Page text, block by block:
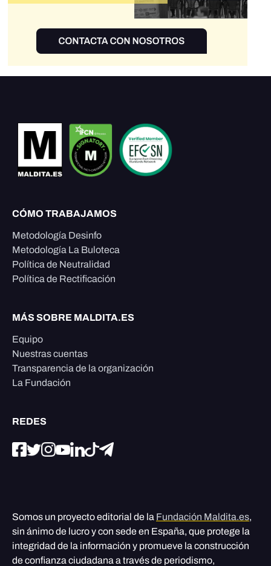
CÓMO TRABAJAMOS
Metodología Desinfo
Metodología La Buloteca
Política de Neutralidad
Política de Rectificación
MÁS SOBRE MALDITA.ES
Equipo
Nuestras cuentas
Transparencia de la organización
La Fundación
REDES
Somos un proyecto editorial de la Fundación Maldita.es,
sin ánimo de lucro y con sede en España, que protege la
integridad de la información y promueve la construcción
de confianza ciudadana a través de periodismo,